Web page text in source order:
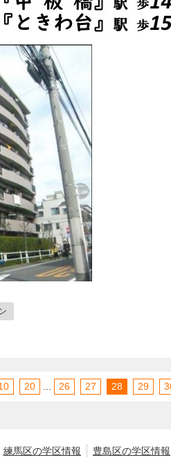
20 26 27 28 29
練馬区の学区情報 豊島区の学区情報